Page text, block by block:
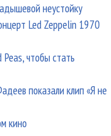
неустойку
Led Zeppelin 1970
чтобы стать
показали клип «Я не
кино